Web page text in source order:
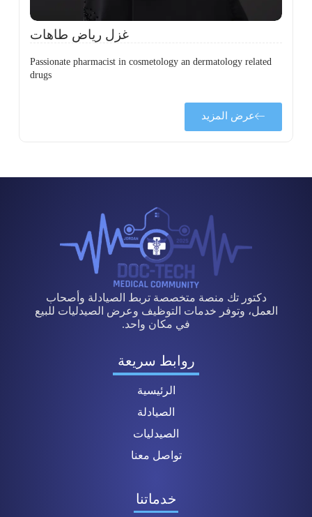
غزل رياض طاهات
Passionate pharmacist in cosmetology an dermatology related
drugs
عرض المزيد
دكتور تك منصة متخصصة تربط الصيادلة وأصحاب
العمل، وتوفر خدمات التوظيف وعرض الصيدليات للبيع
في مكان واحد.
روابط سريعة
الرئيسية
الصيادلة
الصيدليات
تواصل معنا
خدماتنا